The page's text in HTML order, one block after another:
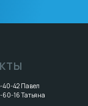
40-42 Павел
60-16Татьяна